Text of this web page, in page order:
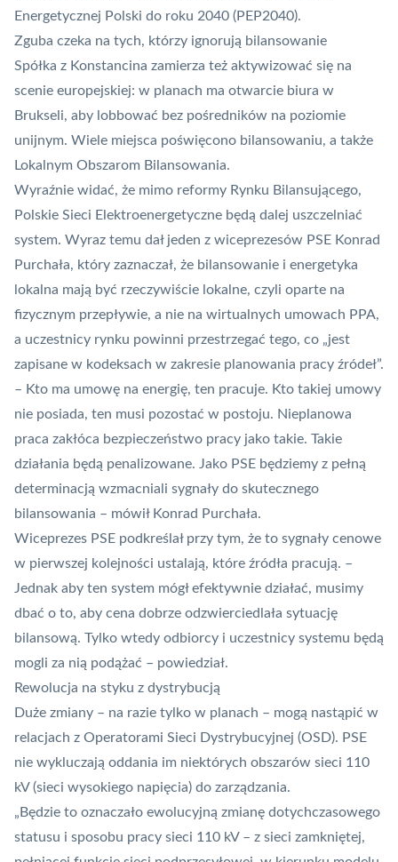
Energetycznej Polski do roku 2040 (PEP2040).
Zguba czeka na tych, którzy ignorują bilansowanie
Spółka z Konstancina zamierza też aktywizować się na
scenie europejskiej: w planach ma otwarcie biura w
Brukseli, aby lobbować bez pośredników na poziomie
unijnym. Wiele miejsca poświęcono bilansowaniu, a także
Lokalnym Obszarom Bilansowania.
Wyraźnie widać, że mimo reformy Rynku Bilansującego,
Polskie Sieci Elektroenergetyczne będą dalej uszczelniać
system. Wyraz temu dał jeden z wiceprezesów PSE Konrad
Purchała, który zaznaczał, że bilansowanie i energetyka
lokalna mają być rzeczywiście lokalne, czyli oparte na
fizycznym przepływie, a nie na wirtualnych umowach PPA,
a uczestnicy rynku powinni przestrzegać tego, co „jest
zapisane w kodeksach w zakresie planowania pracy źródeł”.
– Kto ma umowę na energię, ten pracuje. Kto takiej umowy
nie posiada, ten musi pozostać w postoju. Nieplanowa
praca zakłóca bezpieczeństwo pracy jako takie. Takie
działania będą penalizowane. Jako PSE będziemy z pełną
determinacją wzmacniali sygnały do skutecznego
bilansowania – mówił Konrad Purchała.
Wiceprezes PSE podkreślał przy tym, że to sygnały cenowe
w pierwszej kolejności ustalają, które źródła pracują. –
Jednak aby ten system mógł efektywnie działać, musimy
dbać o to, aby cena dobrze odzwierciedlała sytuację
bilansową. Tylko wtedy odbiorcy i uczestnicy systemu będą
mogli za nią podążać – powiedział.
Rewolucja na styku z dystrybucją
Duże zmiany – na razie tylko w planach – mogą nastąpić w
relacjach z Operatorami Sieci Dystrybucyjnej (OSD). PSE
nie wykluczają oddania im niektórych obszarów sieci 110
kV (sieci wysokiego napięcia) do zarządzania.
„Będzie to oznaczało ewolucyjną zmianę dotychczasowego
statusu i sposobu pracy sieci 110 kV – z sieci zamkniętej,